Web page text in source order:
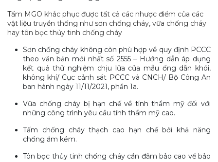
Tấm MGO khắc phục được tất cả các nhược điểm của các
vật liệu truyền thống như sơn chống cháy, vữa chống cháy
hay tôn bọc thủy tinh chống cháy
Sơn chống cháy không còn phù hợp về quy định PCCC
theo văn bản mới nhất số 2555 – Hướng dẫn áp dụng
kết quả thử nghiệm chịu lửa của mẫu ống dẫn khói,
không khí/ Cục cảnh sát PCCC và CNCH/ Bộ Công An
ban hành ngày 11/11/2021, phần 1a.
Vữa chống cháy bị hạn chế về tính thẩm mỹ đối với
những công trình yêu cầu tính thẩm mỹ cao.
Tấm chống cháy thạch cao hạn chế bởi khả năng
chống ẩm kém.
Tôn bọc thủy tinh chống cháy cần đảm bảo cao về bảo